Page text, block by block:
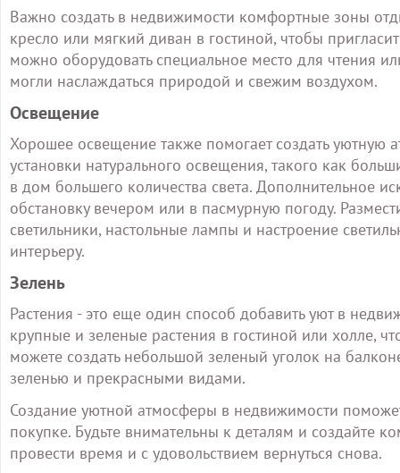
Важно создать в недвижимости комфортные зоны
кресло или мягкий диван в гостиной, чтобы
можно оборудовать специальное место для чтения
могли наслаждаться природой и свежим воздухом.
Освещение
Хорошее освещение также помогает создать уютную
установки натурального освещения, такого как
в дом большего количества света. Дополнительное
обстановку вечером или в пасмурную погоду.
светильники, настольные лампы и настроение
интерьеру.
Зелень
Растения - это еще один способ добавить уют в
крупные и зеленые растения в гостиной или холле,
можете создать небольшой зеленый уголок на
зеленью и прекрасными видами.
Создание уютной атмосферы в недвижимости
покупке. Будьте внимательны к деталям и создайте
провести время и с удовольствием вернуться снова.